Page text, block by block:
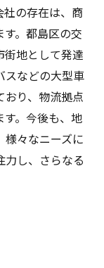
社の存在は、商
。都島区の交
地として発達
スなどの大型車
おり、物流拠点
す。今後も、地
々なニーズに
し、さらなる